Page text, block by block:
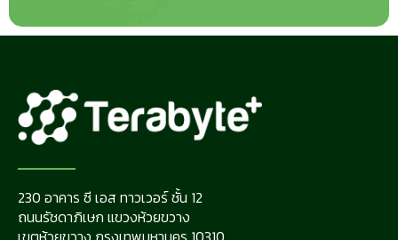
230 อาคาร ซี เอส ทาวเวอร์ ชั้น 12
ถนนรัชดาภิเษก แขวงห้วยขวาง